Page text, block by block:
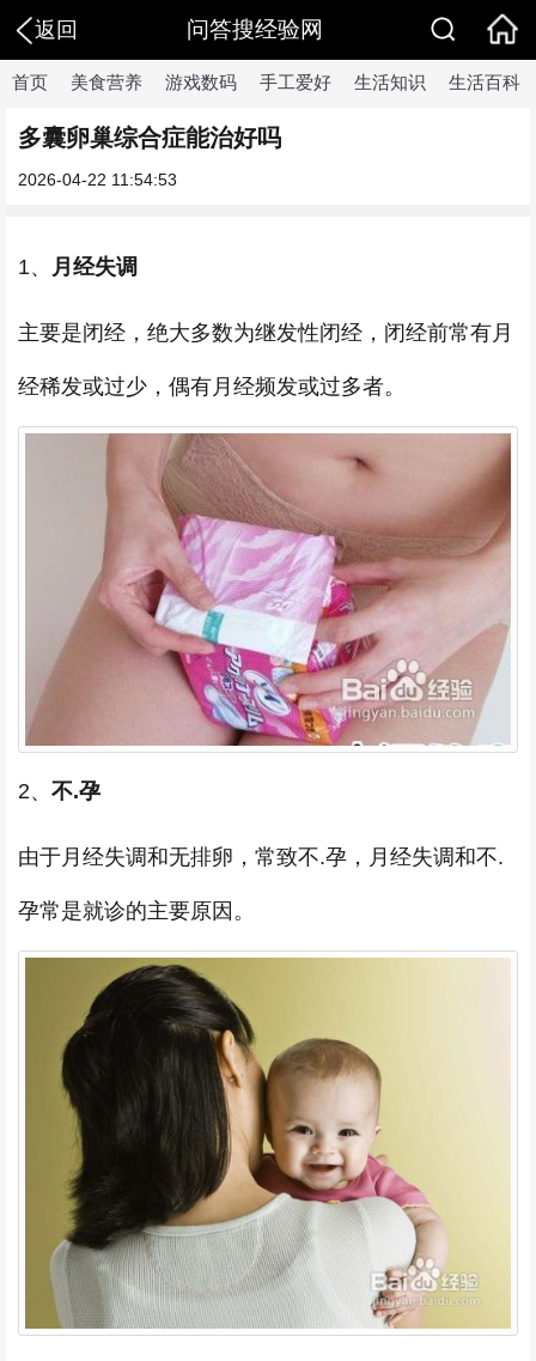
返回 问答搜经验网
首页 美食营养 游戏数码 手工爱好 生活知识 生活百科
多囊卵巢综合症能治好吗
2026-04-22 11:54:53
1、 月经失调
主要是闭经，绝大多数为继发性闭经，闭经前常有月
经稀发或过少，偶有月经频发或过多者。
2、 不.孕
由于月经失调和无排卵，常致不.孕，月经失调和不.
孕常是就诊的主要原因。